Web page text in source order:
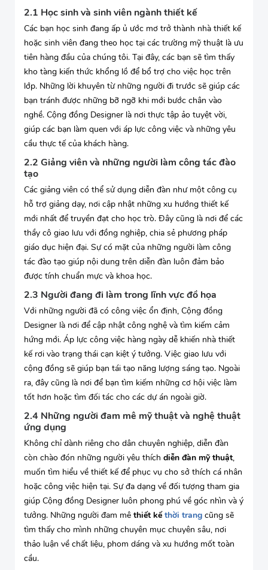
2.1 Học sinh và sinh viên ngành thiết kế
Các bạn học sinh đang ấp ủ ước mơ trở thành nhà thiết kế
hoặc sinh viên đang theo học tại các trường mỹ thuật là ưu
tiên hàng đầu của chúng tôi. Tại đây, các bạn sẽ tìm thấy
kho tàng kiến thức khổng lồ để bổ trợ cho việc học trên
lớp. Những lời khuyên từ những người đi trước sẽ giúp các
bạn tránh được những bỡ ngỡ khi mới bước chân vào
nghề. Cộng đồng Designer là nơi thực tập ảo tuyệt vời,
giúp các bạn làm quen với áp lực công việc và những yêu
cầu thực tế của khách hàng.
2.2 Giảng viên và những người làm công tác đào
tạo
Các giảng viên có thể sử dụng diễn đàn như một công cụ
hỗ trợ giảng dạy, nơi cập nhật những xu hướng thiết kế
mới nhất để truyền đạt cho học trò. Đây cũng là nơi để các
thầy cô giao lưu với đồng nghiệp, chia sẻ phương pháp
giáo dục hiện đại. Sự có mặt của những người làm công
tác đào tạo giúp nội dung trên diễn đàn luôn đảm bảo
được tính chuẩn mực và khoa học.
2.3 Người đang đi làm trong lĩnh vực đồ họa
Với những người đã có công việc ổn định, Cộng đồng
Designer là nơi để cập nhật công nghệ và tìm kiếm cảm
hứng mới. Áp lực công việc hàng ngày dễ khiến nhà thiết
kế rơi vào trạng thái cạn kiệt ý tưởng. Việc giao lưu với
cộng đồng sẽ giúp bạn tái tạo năng lượng sáng tạo. Ngoài
ra, đây cũng là nơi để bạn tìm kiếm những cơ hội việc làm
tốt hơn hoặc tìm đối tác cho các dự án ngoài giờ.
2.4 Những người đam mê mỹ thuật và nghệ thuật
ứng dụng
Không chỉ dành riêng cho dân chuyên nghiệp, diễn đàn
còn chào đón những người yêu thích diễn đàn mỹ thuật,
muốn tìm hiểu về thiết kế để phục vụ cho sở thích cá nhân
hoặc công việc hiện tại. Sự đa dạng về đối tượng tham gia
giúp Cộng đồng Designer luôn phong phú về góc nhìn và ý
tưởng. Những người đam mê thiết kếthời trang cũng sẽ
tìm thấy cho mình những chuyên mục chuyên sâu, nơi
thảo luận về chất liệu, phom dáng và xu hướng mốt toàn
cầu.